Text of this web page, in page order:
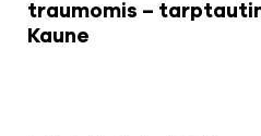
traumomis –
Kaune